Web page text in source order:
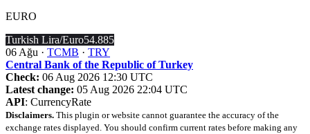
EURO
Turkish Lira/Euro54.885
06 Ağu · TCMB · TRY
Central Bank of the Republic of Turkey
Check: 06 Aug 2026 12:30 UTC
Latest change: 05 Aug 2026 22:04 UTC
API: CurrencyRate
Disclaimers. This plugin or website cannot guarantee the accuracy of the
exchange rates displayed. You should confirm current rates before making any